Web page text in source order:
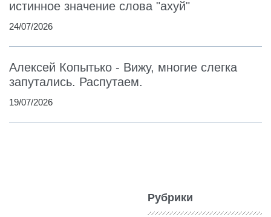
истинное значение слова "ахуй"
24/07/2026
Алексей Копытько - Вижу, многие слегка
запутались. Распутаем.
19/07/2026
Рубрики